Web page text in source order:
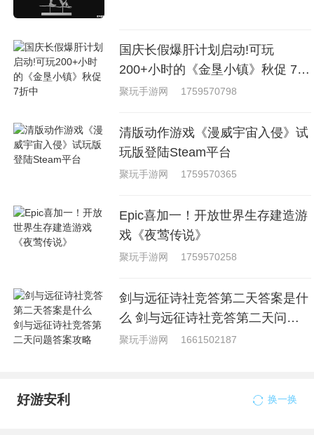
国庆长假爆肝计划启动!可玩
200+小时的《金垦小镇》秋促 7折
中
聚玩手游网 1759570798
清版动作游戏《漫威宇宙入侵》试
玩版登陆Steam平台
聚玩手游网 1759570365
Epic喜加一！开放世界生存建造游
戏《夜莺传说》
聚玩手游网 1759570258
剑与远征诗社竞答第二天答案是什
么 剑与远征诗社竞答第二天问题
答案攻略
聚玩手游网 1661502187
好游安利 换一换